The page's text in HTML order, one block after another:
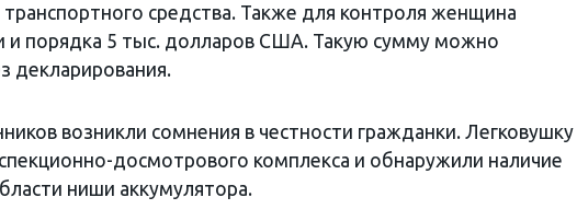
средства. Также для контроля женщина
и порядка 5 тыс. долларов США. Такую сумму можно
декларирования.
возникли сомнения в честности гражданки. Легковушку
досмотрового комплекса и обнаружили наличие
ниши аккумулятора.